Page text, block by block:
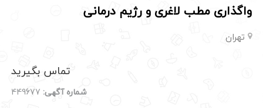
واگذاری مطب لاغری و رژیم درمانی
تهران
تماس بگیرید
شماره آگهی: 449677